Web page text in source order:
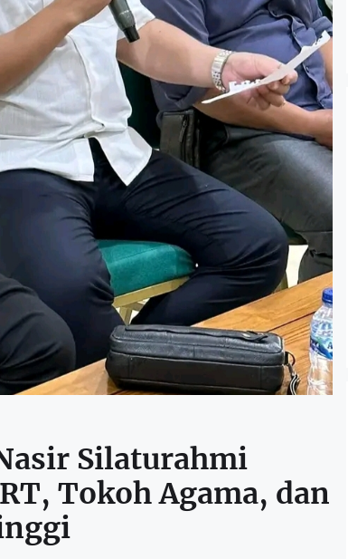
Silaturahmi
Tokoh Agama, dan